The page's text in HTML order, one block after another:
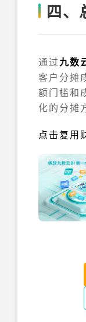
四、
通过九数
客户分摊
额门槛和
化的分摊
点击复用